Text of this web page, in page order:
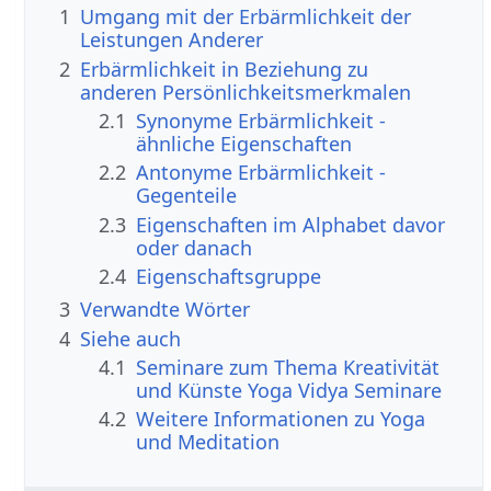
1 Umgang mit der Erbärmlichkeit der
Leistungen Anderer
2 Erbärmlichkeit in Beziehung zu
anderen Persönlichkeitsmerkmalen
2.1 Synonyme Erbärmlichkeit -
ähnliche Eigenschaften
2.2 Antonyme Erbärmlichkeit -
Gegenteile
2.3 Eigenschaften im Alphabet davor
oder danach
2.4 Eigenschaftsgruppe
3 Verwandte Wörter
4 Siehe auch
4.1 Seminare zum Thema Kreativität
und Künste Yoga Vidya Seminare
4.2 Weitere Informationen zu Yoga
und Meditation